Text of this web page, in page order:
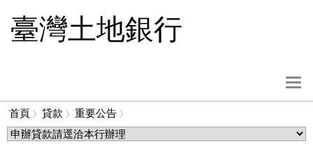
臺灣土地銀行
選
單
鈕
首頁 貸款
重要公告
麵